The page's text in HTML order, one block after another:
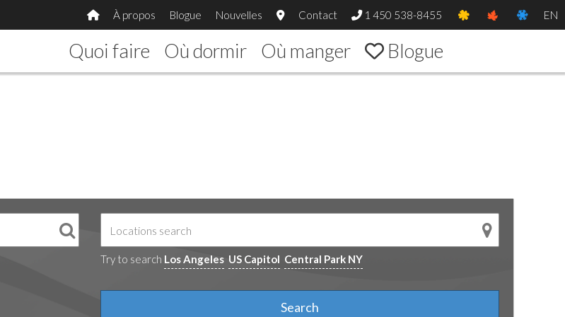
À propos Blogue Nouvelles Contact 1 450 538-8455 EN
Quoi faire Où dormir Où manger Blogue
Try to search Los Angeles US Capitol Central Park NY